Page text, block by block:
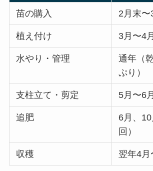
苗の購入 2月末〜
植え付け 3月〜4月
水やり・管理
通年（
ぷり）
支柱立て・剪定 5月〜6月
追肥
6月、
回）
収穫 翌年4月